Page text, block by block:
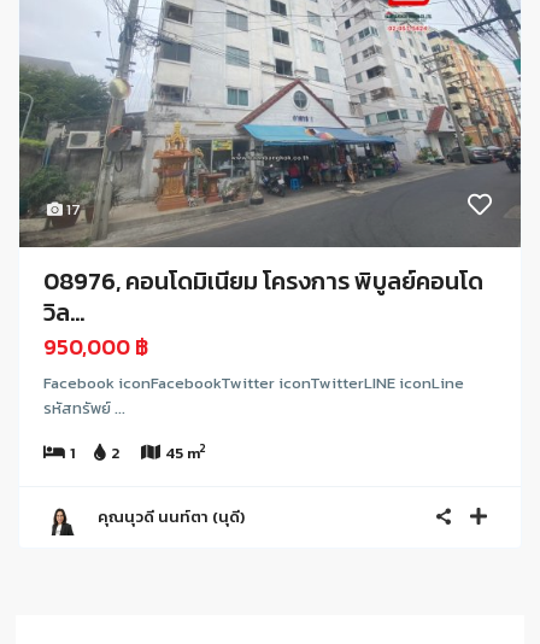
17
08976, คอนโดมิเนียม โครงการ พิบูลย์คอนโด
วิล...
950,000 ฿
Facebook iconFacebookTwitter iconTwitterLINE iconLine
รหัสทรัพย์ ...
1
2 45 m2
คุณนุวดี นนท์ตา (นุดี)